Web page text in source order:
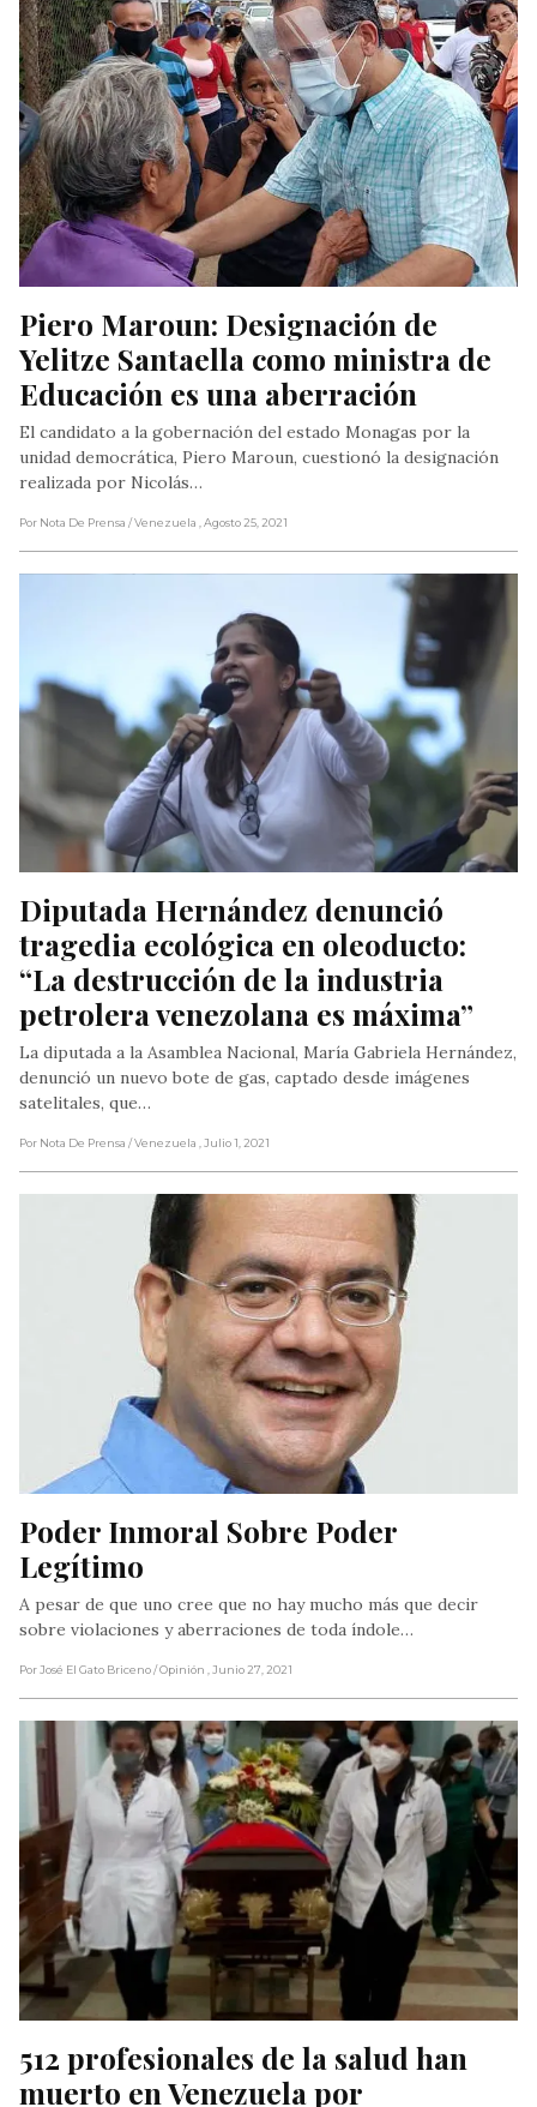
Piero Maroun: Designación de
Yelitze Santaella como ministra de
Educación es una aberración
El candidato a la gobernación del estado Monagas por la
unidad democrática, Piero Maroun, cuestionó la designación
realizada por Nicolás…
Por Nota De Prensa / Venezuela , Agosto 25, 2021
Diputada Hernández denunció
tragedia ecológica en oleoducto:
“La destrucción de la industria
petrolera venezolana es máxima”
La diputada a la Asamblea Nacional, María Gabriela Hernández,
denunció un nuevo bote de gas, captado desde imágenes
satelitales, que…
Por Nota De Prensa / Venezuela , Julio 1, 2021
Poder Inmoral Sobre Poder
Legítimo
A pesar de que uno cree que no hay mucho más que decir
sobre violaciones y aberraciones de toda índole…
Por José El Gato Briceno/ Opinión , Junio 27, 2021
512 profesionales de la salud han
muerto en Venezuela por